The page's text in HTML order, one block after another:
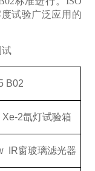
试验广泛应用的
试
B02
Xe-2氙灯试验箱
IR窗玻璃滤光器